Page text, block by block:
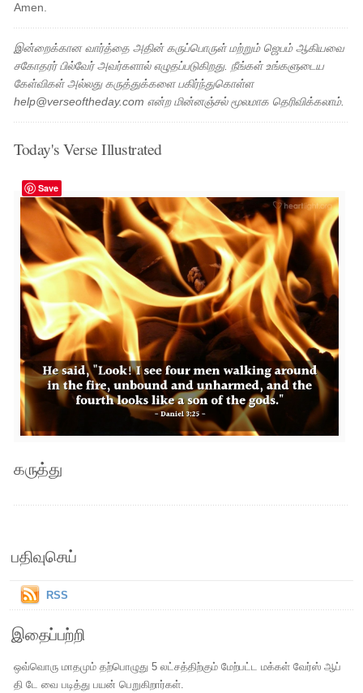
Amen.
இன்றைக்கான வார்த்தை அதின் கருப்பொருள் மற்றும் ஜெபம் ஆகியவை
சகோதரர் பில்வேர் அவர்களால் எழுதப்படுகிறது. நீங்கள் உங்களுடைய
கேள்விகள் அல்லது கருத்துக்களை பகிர்ந்துகொள்ள
help@verseoftheday.com என்ற மின்னஞ்சல் மூலமாக தெரிவிக்கலாம்.
Today's Verse Illustrated
Save
கருத்து
பதிவுசெய்
RSS
இதைப்பற்றி
ஒவ்வொரு மாதமும் தற்பொழுது 5 லட்சத்திற்கும் மேற்பட்ட மக்கள் வேர்ஸ் ஆப்
தி டே வை படித்து பயன் பெறுகிறார்கள்.